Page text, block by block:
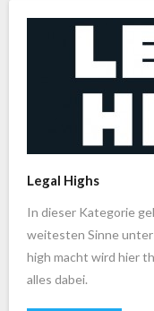
Legal Highs
In dieser Kategorie
weitesten Sinne unter
high macht wird hier
alles dabei.